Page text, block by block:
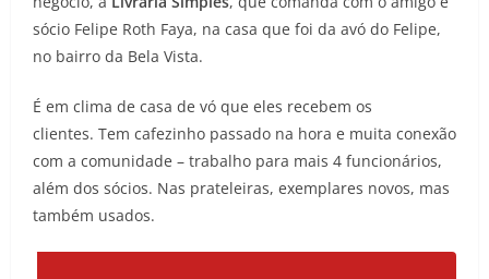
sócio Felipe Roth Faya, na casa que foi da avó do Felipe,
no bairro da Bela Vista.
É em clima de casa de vó que eles recebem os
clientes. Tem cafezinho passado na hora e muita conexão
com a comunidade – trabalho para mais 4 funcionários,
além dos sócios. Nas prateleiras, exemplares novos, mas
também usados.